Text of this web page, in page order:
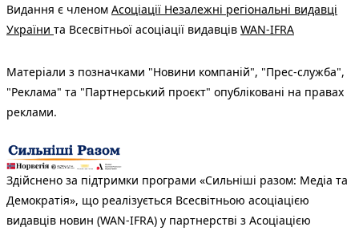
Видання є членом Асоціації Незалежні регіональні видавці
України та Всесвітньої асоціації видавців WAN-IFRA
Матеріали з позначками "Новини компаній", "Прес-служба",
"Реклама" та "Партнерський проєкт" опубліковані на правах
реклами.
Здійснено за підтримки програми «Сильніші разом: Медіа та
Демократія», що реалізується Всесвітньою асоціацією
видавців новин (WAN-IFRA) у партнерстві з Асоціацією